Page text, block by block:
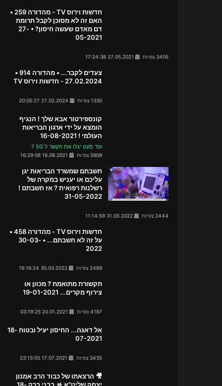
חדשות וירוס TV - מהדורה 259 •
האם זה לא מסוכן לקבל תרומת
דם מאדם שעשה חיסון? • 27-
05-2021
3405 צפיות
צעדים לקבר... • מהדורה 914 •
27.02.2024 - חדשות וירוס TV
1330 צפיות
קונספירטור אבא שלך ! הנגיף
הומצא על ידי ארגון הבריאות
העולמי ! 16-08-2021
עוד מעט יגלו את הקשר ל 5G ?
5909 צפיות
חשבתם שמשרד הבריאות יגן
עליכם או יעניש במקרה של
רשלנות רפואית ? אז חשבתם !
31-05-2022
2444 צפיות
חדשות וירוס TV - מהדורה 458 •
על זה לא חשבתם... • 30-03-
2022
2489 צפיות
תקשורת מתואמת ? מכוון או
צירוף מקרים... 19-01-2021
4197 צפיות
אל דאגה... החיסון יעיל ובטוח 18-
07-2021
3435 צפיות
🎥 הרצאתו של כבוד הרב אמנון